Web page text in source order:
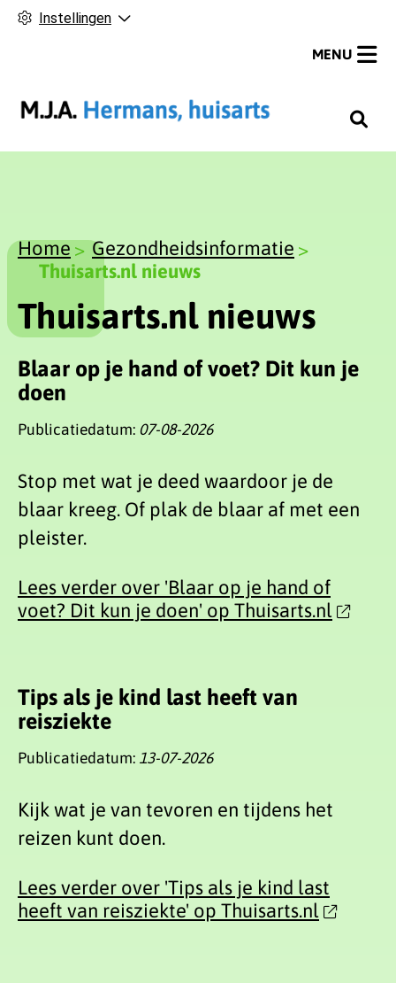
Instellingen
H
o
MENU
Home
Gezondheidsinformatie
Thuisarts.nl nieuws
Thuisarts.nl nieuws
Blaar op je hand of voet? Dit kun je
doen
Publicatiedatum: 07-08-2026
Stop met wat je deed waardoor je de
blaar kreeg. Of plak de blaar af met een
pleister.
Lees verder over 'Blaar op je hand of
voet? Dit kun je doen' op Thuisarts.nl
Tips als je kind last heeft van
reisziekte
Publicatiedatum: 13-07-2026
Kijk wat je van tevoren en tijdens het
reizen kunt doen.
Lees verder over 'Tips als je kind last
heeft van reisziekte' op Thuisarts.nl